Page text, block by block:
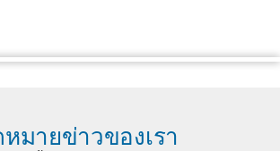
มายข่าวของเรา